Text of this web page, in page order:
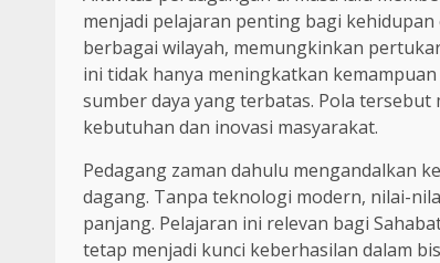
menjadi pelajaran penting bagi
berbagai wilayah, memungkinkan
ini tidak hanya meningkatkan
sumber daya yang terbatas. Pola
kebutuhan dan inovasi masyarakat.
Pedagang zaman dahulu mengandalkan
dagang. Tanpa teknologi modern, nilai-
panjang. Pelajaran ini relevan bagi
tetap menjadi kunci keberhasilan dalam